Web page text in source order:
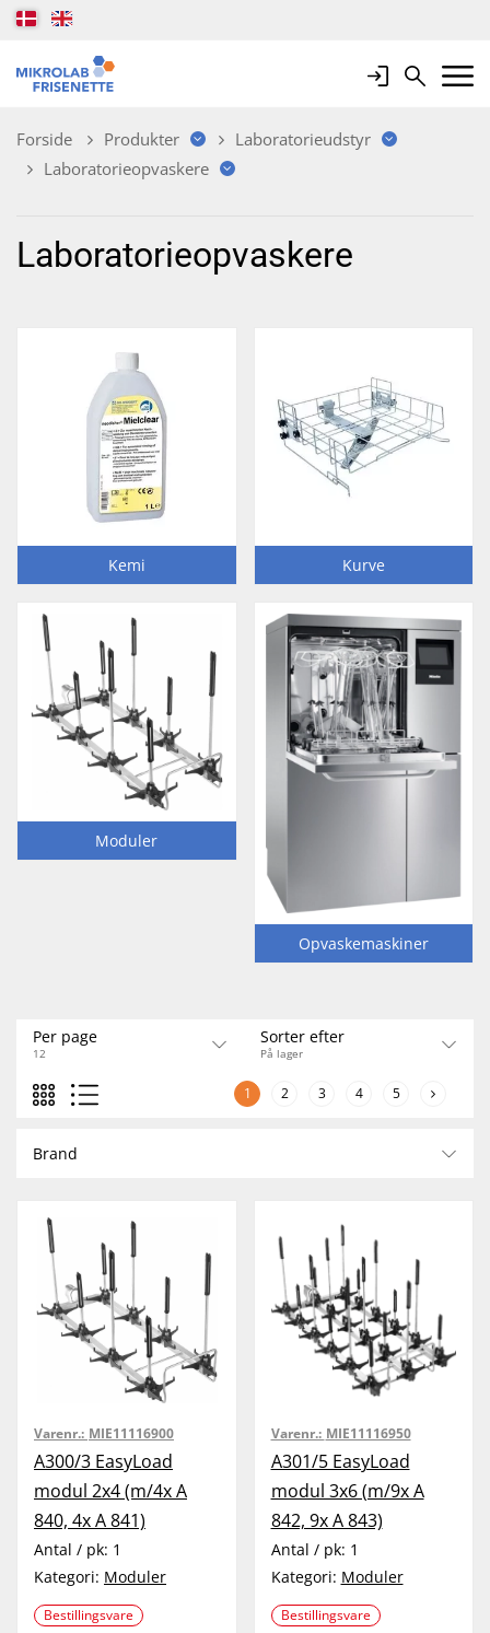
LoginSearchMobile
Forside Produkter
Laboratorieudstyr
Laboratorieopvaskere
Laboratorieopvaskere
Kemi Kurve
Moduler
Opvaskemaskiner
Per page
12
Sorter efter
På lager
1 2 3 4 5
Brand
Varenr.: MIE11116900
A300/3 EasyLoad
modul 2x4 (m/4x A
840, 4x A 841)
Antal / pk: 1
Kategori: Moduler
Bestillingsvare
Varenr.: MIE11116950
A301/5 EasyLoad
modul 3x6 (m/9x A
842, 9x A 843)
Antal / pk: 1
Kategori: Moduler
Bestillingsvare